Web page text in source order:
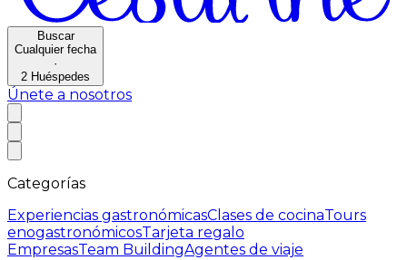
Buscar
Cualquier fecha
·
2 Huéspedes
Únete a nosotros
Categorías
Experiencias gastronómicasClases de cocinaTours
enogastronómicosTarjeta regalo
EmpresasTeam BuildingAgentes de viaje